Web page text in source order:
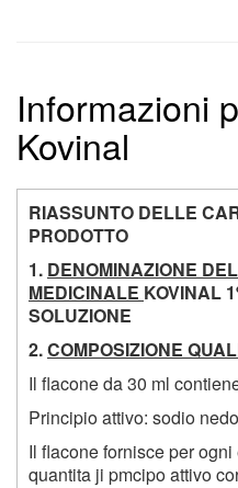
Informazioni
Kovinal
RIASSUNTO DELLE
PRODOTTO
1. DENOMINAZIONE
MEDICINALE KOVINAL
SOLUZIONE
2.COMPOSIZIONE
Il flacone da 30 ml
Principio attivo: sodio
Il flacone fornisce per
quantita ji pmcipo attivo